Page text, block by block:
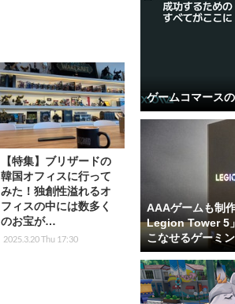
【特集】ブリザードの
韓国オフィスに行って
みた！独創性溢れるオ
フィスの中には数多く
のお宝が…
2025.3.20 Thu 17:30
ゲームコマース
AAAゲームも制
Legion Tower 5
こなせるゲーミ